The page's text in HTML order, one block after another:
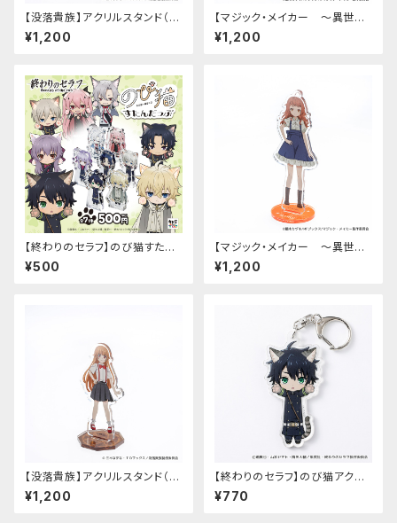
【没落貴族】アクリルスタンド（リ
アム）
¥1,200
【マジック・メイカー ～異世界
魔法の作り方～】アクリルスタン
ド（シオン）
¥1,200
【終わりのセラフ】のび猫すたん
だっぷ
¥500
【マジック・メイカー ～異世界
魔法の作り方～】アクリルスタン
ド（マリー）
¥1,200
【没落貴族】アクリルスタンド（少
女ラードーン）
¥1,200
【終わりのセラフ】のび猫アクリ
ルキーホルダー（百夜優一郎）
¥770